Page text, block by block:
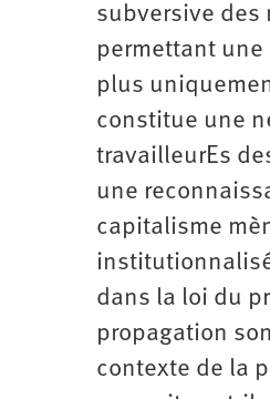
subversive des
permettant
plus
constitue une
travailleurEs
une
capitalisme
dans la loi du
propagation
contexte de la